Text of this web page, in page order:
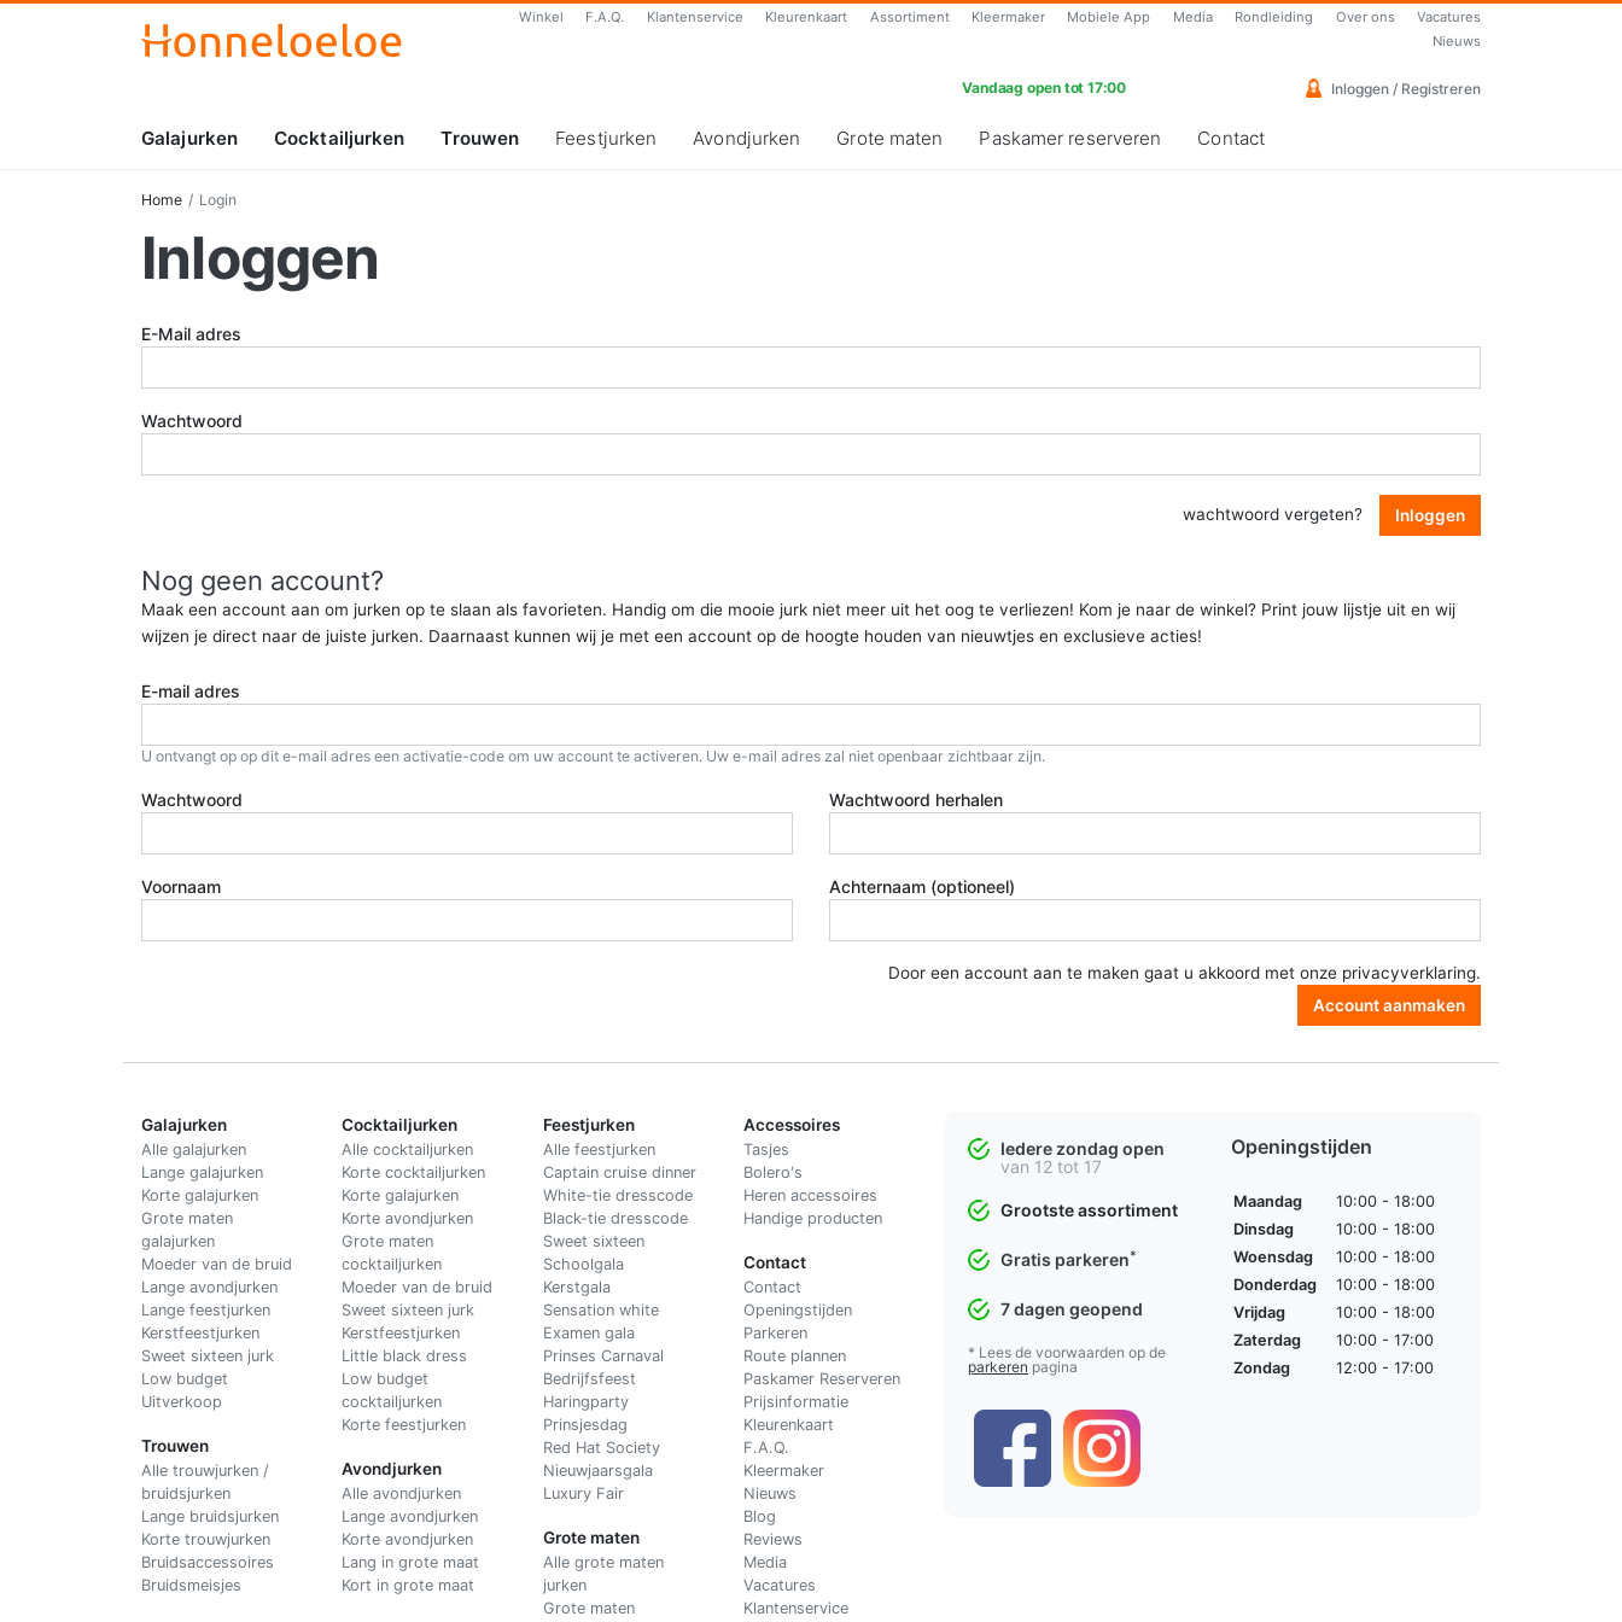
Winkel F.A.Q. Klantenservice Kleurenkaart Assortiment Kleermaker Mobiele App Media Rondleiding Over ons
Vacatures
Nieuws
Vandaag open tot 17:00 Inloggen / Registreren
Galajurken Cocktailjurken Trouwen Feestjurken Avondjurken Grote maten Paskamer reserveren Contact
Home Login
Inloggen
E-Mail adres
Wachtwoord
wachtwoord vergeten? Inloggen
Nog geen account?
Maak een account aan om jurken op te slaan als favorieten. Handig om die mooie jurk niet meer uit het oog te verliezen! Kom je naar de winkel? Print jouw lijstje uit en wij
wijzen je direct naar de juiste jurken. Daarnaast kunnen wij je met een account op de hoogte houden van nieuwtjes en exclusieve acties!
E-mail adres
U ontvangt op op dit e-mail adres een activatie-code om uw account te activeren. Uw e-mail adres zal niet openbaar zichtbaar zijn.
Wachtwoord Wachtwoord herhalen
Voornaam Achternaam (optioneel)
Door een account aan te maken gaat u akkoord met onze privacyverklaring.
Account aanmaken
Galajurken
Alle galajurken
Lange galajurken
Korte galajurken
Grote maten
galajurken
Moeder van de bruid
Lange avondjurken
Lange feestjurken
Kerstfeestjurken
Sweet sixteen jurk
Low budget
Uitverkoop
Trouwen
Alle trouwjurken /
bruidsjurken
Lange bruidsjurken
Korte trouwjurken
Bruidsaccessoires
Bruidsmeisjes
Cocktailjurken
Alle cocktailjurken
Korte cocktailjurken
Korte galajurken
Korte avondjurken
Grote maten
cocktailjurken
Moeder van de bruid
Sweet sixteen jurk
Kerstfeestjurken
Little black dress
Low budget
cocktailjurken
Korte feestjurken
Avondjurken
Alle avondjurken
Lange avondjurken
Korte avondjurken
Lang in grote maat
Kort in grote maat
Feestjurken
Alle feestjurken
Captain cruise dinner
White-tie dresscode
Black-tie dresscode
Sweet sixteen
Schoolgala
Kerstgala
Sensation white
Examen gala
Prinses Carnaval
Bedrijfsfeest
Haringparty
Prinsjesdag
Red Hat Society
Nieuwjaarsgala
Luxury Fair
Grote maten
Alle grote maten
jurken
Grote maten
Accessoires
Tasjes
Bolero's
Heren accessoires
Handige producten
Contact
Contact
Openingstijden
Parkeren
Route plannen
Paskamer Reserveren
Prijsinformatie
Kleurenkaart
F.A.Q.
Kleermaker
Nieuws
Blog
Reviews
Media
Vacatures
Klantenservice
Iedere zondag open
van 12 tot 17
Grootste assortiment
Gratis parkeren*
7 dagen geopend
* Lees de voorwaarden op de
parkeren pagina
Openingstijden
Maandag
10:00 - 18:00
Dinsdag
10:00 - 18:00
Woensdag
10:00 - 18:00
Donderdag
10:00 - 18:00
Vrijdag
10:00 - 18:00
Zaterdag
10:00 - 17:00
Zondag
12:00 - 17:00